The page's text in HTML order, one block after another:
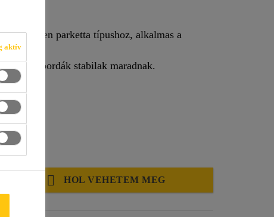
minden parketta típushoz, alkalmas a
bordák stabilak maradnak.
HOL VEHETEM MEG
aktív